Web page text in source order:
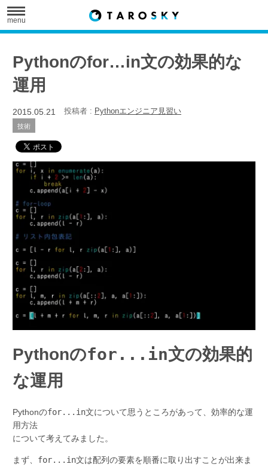
menu
Pythonのfor…in文の効果的な
運用
2015.05.21 投稿者 : Pythonエンジニア見習い
技術
Pythonのfor...in文の効果的
な運用
Pythonのfor...in文について思うところがあって、効率的な運
用方法
について考えてみました。
まず、 for...in文は配列の要素を順番に取り出すことが出来ま